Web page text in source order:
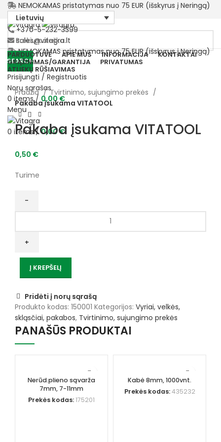
NEMOKAMAS pristatymas nuo 75 EUR (išskyrus į Neringą)
Lietuvių
+370-5-232-3399
sales@vitagra.lt
NEMOKAMAS pristatymas nuo 75 EUR (išskyrus į Neringą)
SEARCH
Prisijungti / Registruotis
Norų sąrašas
0 items / 0,00 €
Menu
0 items / 0,00€
PARDUOTUVĖ APIE MUS INFORMACIJA KONTAKTAI
GRĄŽINIMAS/GARANTIJA PRIVATUMAS
ATLIEKŲ RŪŠIAVIMAS
Pradžia
Tvirtinimo, sujungimo prekės
Pakaba įsukama VITATOOL
Pakaba įsukama VITATOOL
0,50 €
Turime
VITATOOL
Į KREPŠELĮ
Pridėti į norų sąrašą
Produkto kodas: 150001 Kategorijos: Vyriai, velkės,
skląsčiai, pakabos, Tvirtinimo, sujungimo prekės
PANAŠŪS PRODUKTAI
Nerūd.plieno sąvarža
7mm, 7-11mm
Prekės kodas:175201
Kabė 8mm, 1000vnt.
Prekės kodas:435232